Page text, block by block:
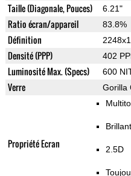
Taille (Diagonale, Pouces) 6.21"
Ratio écran/appareil 83.8%
Définition
Densité (PPP) 402
Luminosité Max. (Specs) 600
Verre Gorilla
Propriété Ecran
Brillant
2.5D